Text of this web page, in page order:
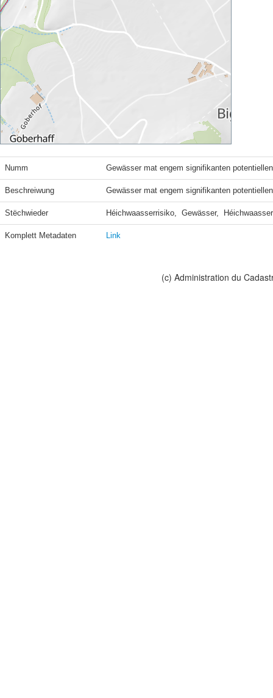
Numm Gewässer mat engem signifikanten
Beschreiwung Gewässer mat engem signifikanten
Stëchwieder Héichwaasserrisiko,  Gewässer,  Héichwaasser
Komplett Metadaten Link
(c) Administration du